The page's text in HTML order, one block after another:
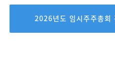
2026년도 임시주주총회